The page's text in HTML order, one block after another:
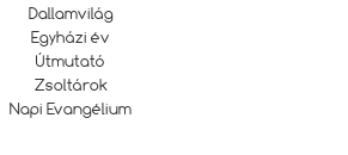
Dallamvilág
Egyházi év
Útmutató
Zsoltárok
Napi Evangélium